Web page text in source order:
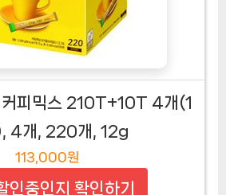
커피믹스 210T+10T 4개(1
4개, 220개, 12g
113,000원
인중인지 확인하기